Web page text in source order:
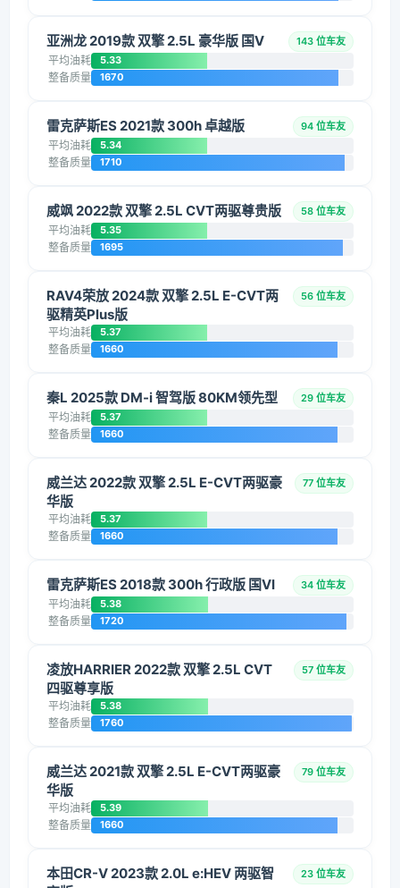
亚洲龙 2019款 双擎 2.5L 豪华版 国V 143 位车友
平均油耗 5.33
整备质量 1670
雷克萨斯ES 2021款 300h 卓越版 94 位车友
平均油耗 5.34
整备质量 1710
威飒 2022款 双擎 2.5L CVT两驱尊贵版 58 位车友
平均油耗 5.35
整备质量 1695
RAV4荣放 2024款 双擎 2.5L E-CVT两
驱精英Plus版
56 位车友
平均油耗 5.37
整备质量 1660
秦L 2025款 DM-i 智驾版 80KM领先型 29 位车友
平均油耗 5.37
整备质量 1660
威兰达 2022款 双擎 2.5L E-CVT两驱豪
华版
77 位车友
平均油耗 5.37
整备质量 1660
雷克萨斯ES 2018款 300h 行政版 国VI 34 位车友
平均油耗 5.38
整备质量 1720
凌放HARRIER 2022款 双擎 2.5L CVT
四驱尊享版
57 位车友
平均油耗 5.38
整备质量 1760
威兰达 2021款 双擎 2.5L E-CVT两驱豪
华版
79 位车友
平均油耗 5.39
整备质量 1660
本田CR-V 2023款 2.0L e:HEV 两驱智
23 位车友